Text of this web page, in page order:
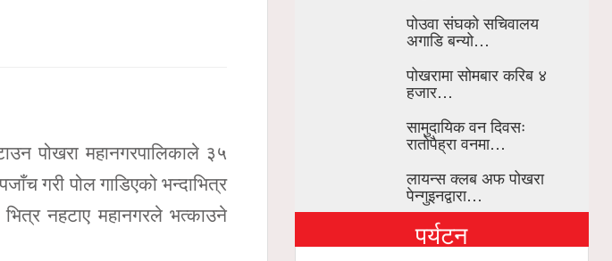
पोखरा महानगरपालिकाले ३५
गरी पोल गाडिएको भन्दाभित्र
नहटाए महानगरले भत्काउने
पोउवा संघको सचिवालय
अगाडि बन्यो…
पोखरामा सोमबार करिब ४
हजार…
सामुदायिक वन दिवसः
रातोपैह्रा वनमा…
लायन्स क्लब अफ पोखरा
पेन्गुइनद्वारा…
पर्यटन